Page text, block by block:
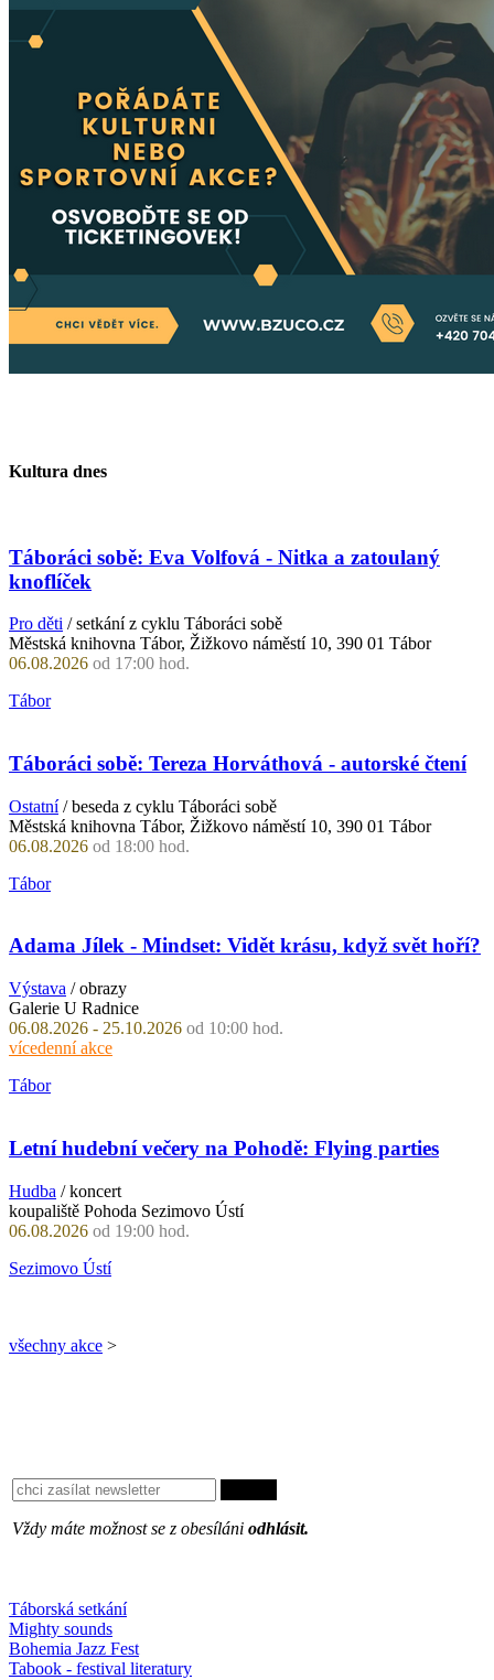
Kultura dnes
Táboráci sobě: Eva Volfová - Nitka a zatoulaný
knoflíček
Pro děti / setkání z cyklu Táboráci sobě
Městská knihovna Tábor, Žižkovo náměstí 10, 390 01 Tábor
06.08.2026 od 17:00 hod.
Tábor
Táboráci sobě: Tereza Horváthová - autorské čtení
Ostatní/ beseda z cyklu Táboráci sobě
Městská knihovna Tábor, Žižkovo náměstí 10, 390 01 Tábor
06.08.2026 od 18:00 hod.
Tábor
Adama Jílek - Mindset: Vidět krásu, když svět hoří?
Výstava / obrazy
Galerie U Radnice
06.08.2026 - 25.10.2026 od 10:00 hod.
vícedenní akce
Tábor
Letní hudební večery na Pohodě: Flying parties
Hudba / koncert
koupaliště Pohoda Sezimovo Ústí
06.08.2026 od 19:00 hod.
Sezimovo Ústí
všechny akce >
Vždy máte možnost se z obesíláni odhlásit.
Táborská setkání
Mighty sounds
Bohemia Jazz Fest
Tabook - festival literatury